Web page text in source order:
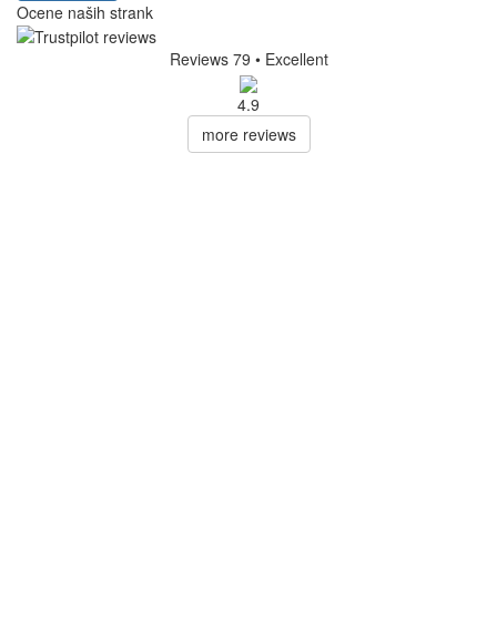
Ocene naših strank
Reviews 79 • Excellent
4.9
more reviews